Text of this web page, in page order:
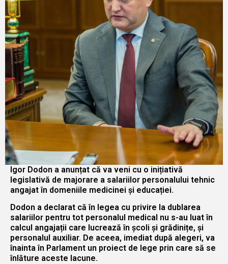
Igor Dodon a anunțat că va veni cu o inițiativă
legislativă de majorare a salariilor personalului tehnic
angajat în domeniile medicinei și educației.
Dodon a declarat că în legea cu privire la dublarea
salariilor pentru tot personalul medical nu s-au luat în
calcul angajații care lucrează în școli și grădinițe, și
personalul auxiliar. De aceea, imediat după alegeri, va
înainta în Parlament un proiect de lege prin care să se
înlăture aceste lacune.